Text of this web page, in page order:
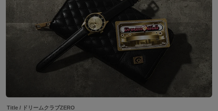
Title / ドリームクラブZERO